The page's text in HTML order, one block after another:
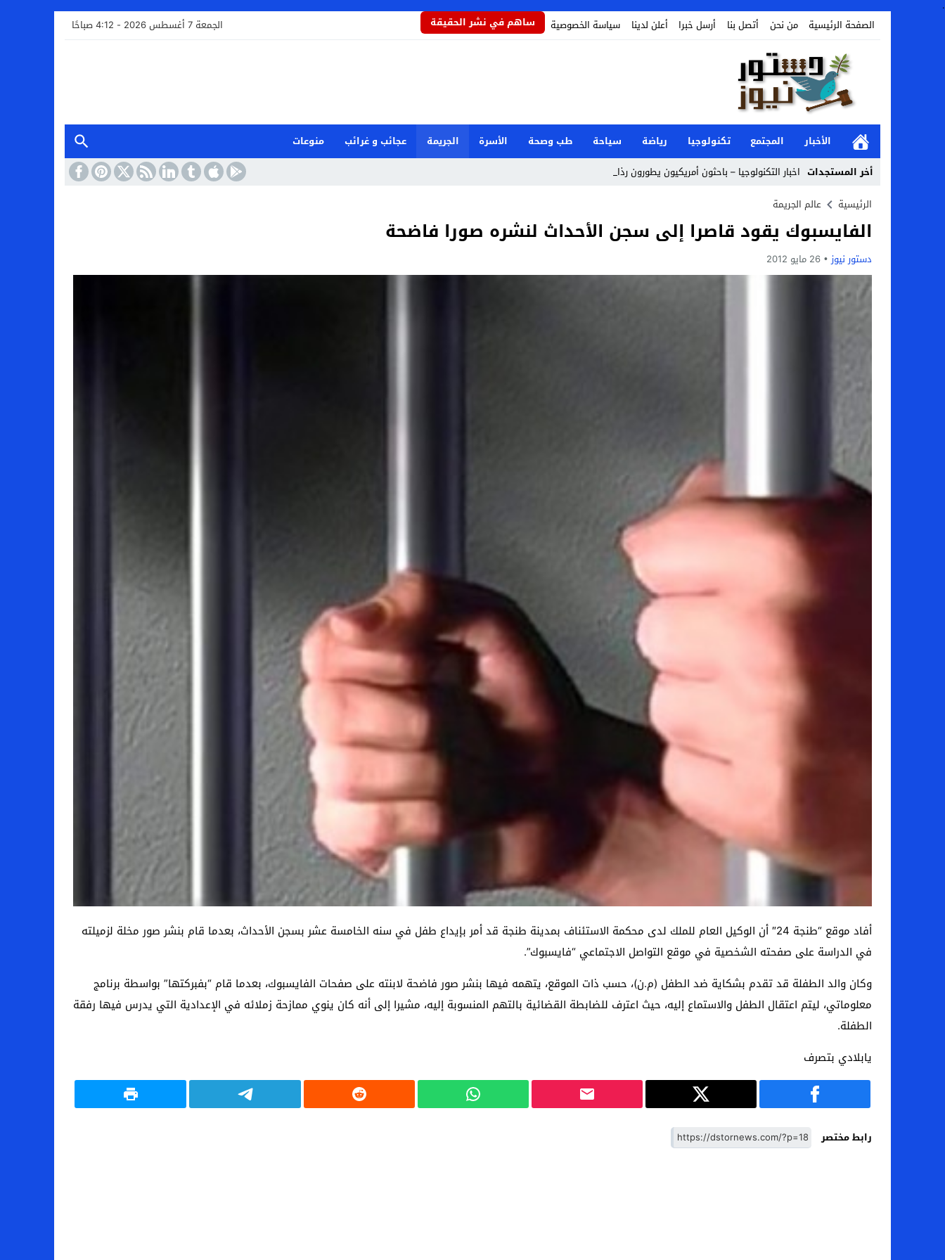
.
الصفحة الرئيسية
من نحن أتصل بنا أرسل خبرا أعلن لدينا سياسة الخصوصية ساهم في نشر الحقيقة الجمعة 7 أغسطس 2026 - 4:12 صباحًا
الأخبار المجتمع تكنولوجيا رياضة سياحة طب وصحة الأسرة الجريمة عجائب و غرائب
منوعات
أخر المستجدات اخبار التكنولوجيا – باحثون أمريكيون يطورون رذاذاً يحم _
Stop
Previous
Next
الرئيسية عالم الجريمة
الفايسبوك يقود قاصرا إلى سجن الأحداث لنشره صورا فاضحة
دستور نيوز 26 مايو 2012
أفاد موقع “طنجة 24″ أن الوكيل العام للملك لدى محكمة الاستئناف بمدينة طنجة قد أمر بإيداع طفل في سنه الخامسة عشر بسجن الأحداث، بعدما قام بنشر صور مخلة لزميلته
في الدراسة على صفحته الشخصية في موقع التواصل الاجتماعي “فايسبوك”.
وكان والد الطفلة قد تقدم بشكاية ضد الطفل (م.ن)، حسب ذات الموقع، يتهمه فيها بنشر صور فاضحة لابنته على صفحات الفايسبوك، بعدما قام “بفبركتها” بواسطة برنامج
معلوماتي، ليتم اعتقال الطفل والاستماع إليه، حيث اعترف للضابطة القضائية بالتهم المنسوبة إليه، مشيرا إلى أنه كان ينوي ممازحة زملائه في الإعدادية التي يدرس فيها رفقة
الطفلة.
يابلادي بتصرف
رابط مختصر